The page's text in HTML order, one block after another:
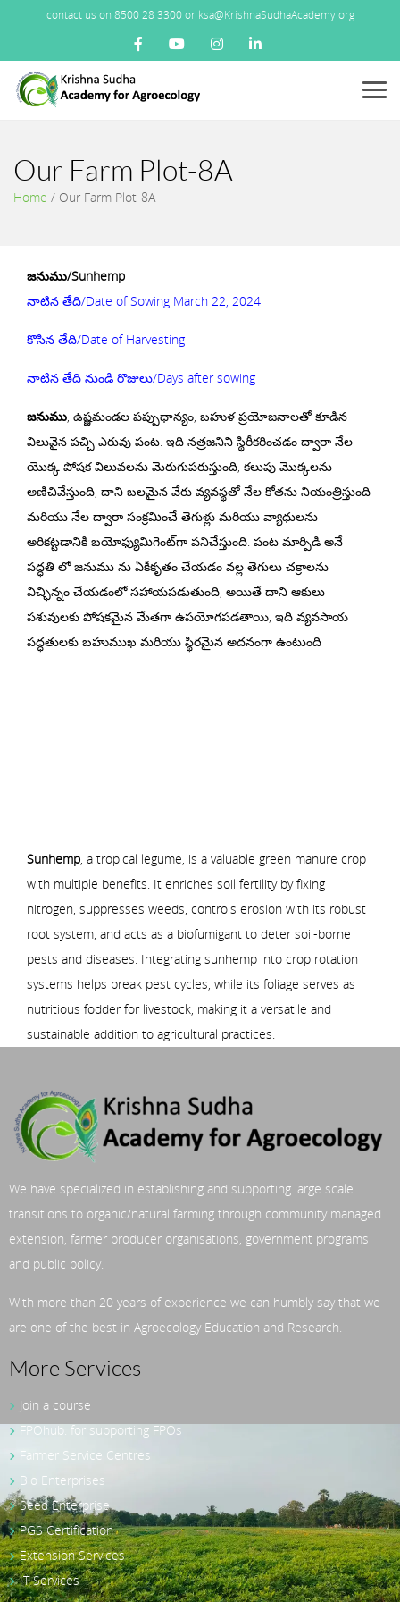
contact us on 8500 28 3300 or ksa@KrishnaSudhaAcademy.org
Menu
Our Farm Plot-8A
Home / Our Farm Plot-8A
జనుము/Sunhemp
నాటిన తేది/Date of Sowing March 22, 2024
కొసిన తేది/Date of Harvesting
నాటిన తేది నుండి రొజులు/Days after sowing
జనుము , ఉష్ణమండల పప్పుధాన్యం, బహుళ ప్రయోజనాలతో కూడిన
విలువైన పచ్చి ఎరువు పంట. ఇది నత్రజనిని స్థిరీకరించడం ద్వారా నేల
యొక్క పోషక విలువలను మెరుగుపరుస్తుంది, కలుపు మొక్కలను
అణిచివేస్తుంది, దాని బలమైన వేరు వ్యవస్థతో నేల కోతను నియంత్రిస్తుంది
మరియు నేల ద్వారా సంక్రమించే తెగుళ్లు మరియు వ్యాధులను
అరికట్టడానికి బయోఫ్యుమిగెంట్‌గా పనిచేస్తుంది. పంట మార్పిడి అనే
పద్ధతి లో జనుము ను ఏకీకృతం చేయడం వల్ల తెగులు చక్రాలను
విచ్ఛిన్నం చేయడంలో సహాయపడుతుంది, అయితే దాని ఆకులు
పశువులకు పోషకమైన మేతగా ఉపయోగపడతాయి, ఇది వ్యవసాయ
పద్ధతులకు బహుముఖ మరియు స్థిరమైన అదనంగా ఉంటుంది
Sunhemp , a tropical legume, is a valuable green manure crop
with multiple benefits. It enriches soil fertility by fixing
nitrogen, suppresses weeds, controls erosion with its robust
root system, and acts as a biofumigant to deter soil-borne
pests and diseases. Integrating sunhemp into crop rotation
systems helps break pest cycles, while its foliage serves as
nutritious fodder for livestock, making it a versatile and
sustainable addition to agricultural practices.
We have specialized in establishing and supporting large scale
transitions to organic/natural farming through community managed
extension, farmer producer organisations, government programs
and public policy.
With more than 20 years of experience we can humbly say that we
are one of the best in Agroecology Education and Research.
More Services
Join a course
FPOhub: for supporting FPOs
Farmer Service Centres
Bio Enterprises
Seed Enterprise
PGS Certification
Extension Services
IT Services